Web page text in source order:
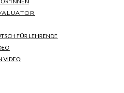
FÜR LEHRENDE
VIDEO